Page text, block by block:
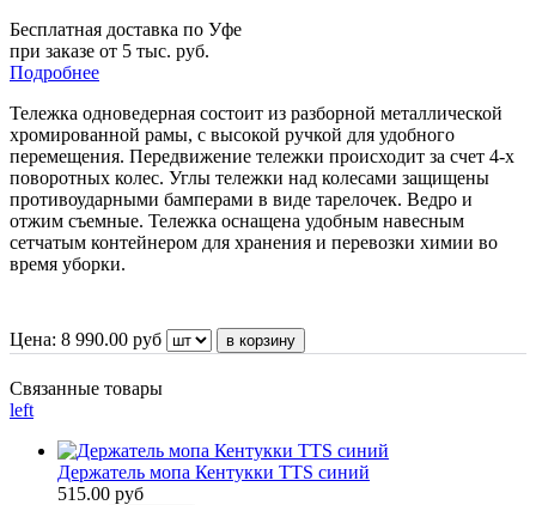
Бесплатная доставка по Уфе
при заказе от 5 тыс. руб.
Подробнее
Тележка одноведерная состоит из разборной металлической
хромированной рамы, с высокой ручкой для удобного
перемещения. Передвижение тележки происходит за счет 4-х
поворотных колес. Углы тележки над колесами защищены
противоударными бамперами в виде тарелочек. Ведро и
отжим съемные. Тележка оснащена удобным навесным
сетчатым контейнером для хранения и перевозки химии во
время уборки.
Цена: 8 990.00 руб
Связанные товары
left
Держатель мопа Кентукки TTS синий
515.00 руб